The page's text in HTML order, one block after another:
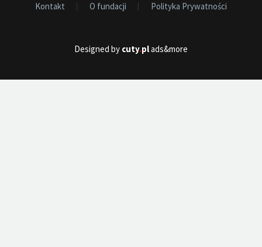
Kontakt O fundacji Polityka Prywatności
Designed by cuty.plads&more